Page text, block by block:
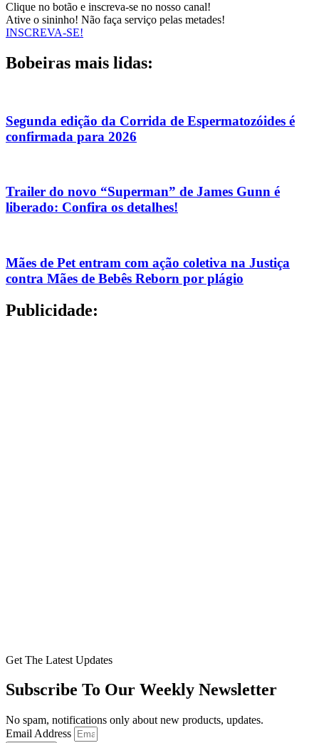
Clique no botão e inscreva-se no nosso canal!
Ative o sininho! Não faça serviço pelas metades!
INSCREVA-SE!
Bobeiras mais lidas:
Segunda edição da Corrida de Espermatozóides é
confirmada para 2026
Trailer do novo “Superman” de James Gunn é
liberado: Confira os detalhes!
Mães de Pet entram com ação coletiva na Justiça
contra Mães de Bebês Reborn por plágio
Publicidade:
Get The Latest Updates
Subscribe To Our Weekly Newsletter
No spam, notifications only about new products, updates.
Email Address